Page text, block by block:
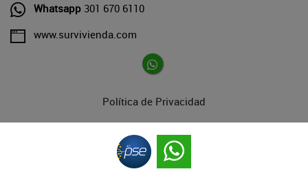
Whatsapp 301 670 6110
www.survivienda.com
Política de Privacidad